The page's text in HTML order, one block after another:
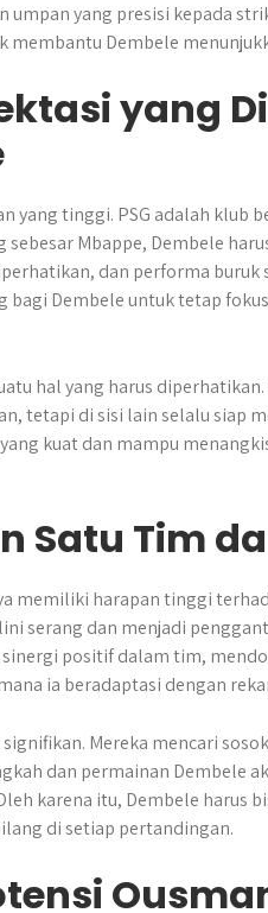
yang presisi kepada
membantu Dembele
yang
yang tinggi. PSG adalah klub
Mbappe, Dembele
dan performa buruk
bagi Dembele untuk tetap
hal yang harus
tetapi di sisi lain selalu siap
kuat dan mampu
Satu Tim
memiliki harapan tinggi
serang dan menjadi
positif dalam tim,
ia beradaptasi dengan
Mereka mencari
dan permainan Dembele
karena itu, Dembele harus
di setiap pertandingan.